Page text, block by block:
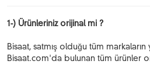
1-) Ürünleriniz orijinal mi ?
Bisaat, satmış olduğu tüm markaların
Bisaat.com'da bulunan tüm ürünler